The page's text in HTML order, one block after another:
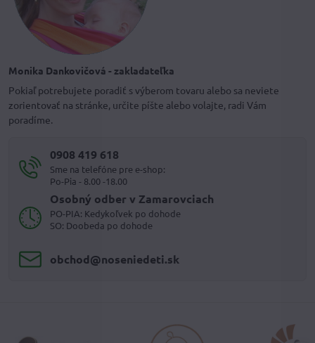
Monika Dankovičová - zakladateľka
Pokiaľ potrebujete poradiť s výberom tovaru alebo sa neviete
zorientovať na stránke, určite píšte alebo volajte, radi Vám
poradíme.
0908 419 618
Sme na telefóne pre e-shop:
Po-Pia - 8.00 -18.00
Osobný odber v Zamarovciach
PO-PIA: Kedykoľvek po dohode
SO: Doobeda po dohode
obchod​@noseniedeti​.sk